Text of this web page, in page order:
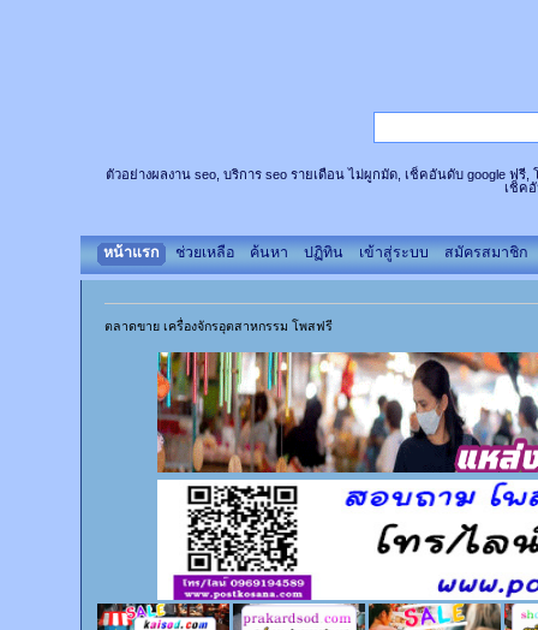
ตัวอย่างผลงาน seo, บริการ seo รายเดือน ไม่ผูกมัด, เช็คอันดับ google ฟรี,
เช็ค
หน้าแรก ช่วยเหลือ ค้นหา ปฏิทิน เข้าสู่ระบบ สมัครสมาชิก
ตลาดขาย เครื่องจักรอุตสาหกรรม โพสฟรี